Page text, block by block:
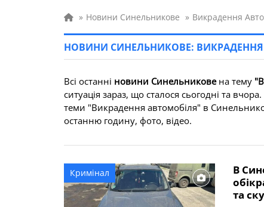
» Новини Синельникове » Викрадення
НОВИНИ СИНЕЛЬНИКОВЕ:
Всі останні новини Синельниковена тему
ситуація зараз, що сталося сьогодні та
теми "Викрадення автомобіля" в
останню годину, фото, відео.
Кримінал
В
та